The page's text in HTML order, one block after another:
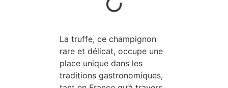
La truffe, ce champignon
rare et délicat, occupe une
place unique dans les
traditions gastronomiques,